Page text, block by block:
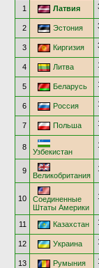
1 Латвия
2 Эстония
3 Киргизия
4 Литва
5 Беларусь
6 Россия
7 Польша
8
Узбекистан
9
Великобритания
10
Соединенные
Штаты Америки
11 Казахстан
12 Украина
13 Румыния